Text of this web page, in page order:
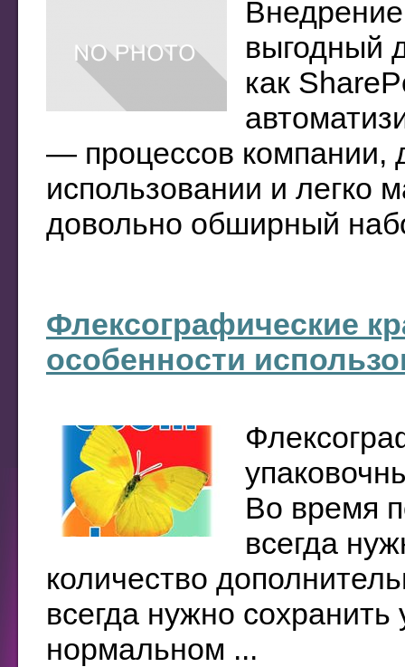
выгодный
как
— процессов компании,
использовании и легко
довольно обширный
Флексографические
особенности
Во время
всегда
количество
всегда нужно
нормальном ...